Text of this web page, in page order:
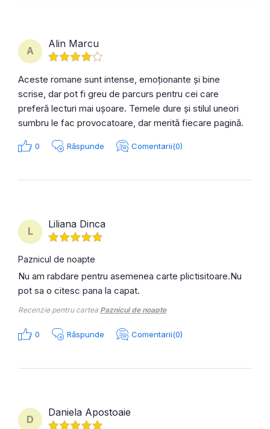
A
Alin Marcu
Aceste romane sunt intense, emoționante și bine
scrise, dar pot fi greu de parcurs pentru cei care
preferă lecturi mai ușoare. Temele dure și stilul uneori
sumbru le fac provocatoare, dar merită fiecare pagină.
0 Răspunde Comentarii(0)
L
Liliana Dinca
Paznicul de noapte
Nu am rabdare pentru asemenea carte plictisitoare.Nu
pot sa o citesc pana la capat.
Recenzie pentru cartea Paznicul de noapte
0 Răspunde Comentarii(0)
D
Daniela Apostoaie